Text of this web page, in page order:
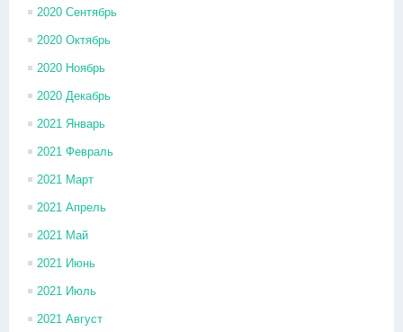
2020 Сентябрь
2020 Октябрь
2020 Ноябрь
2020 Декабрь
2021 Январь
2021 Февраль
2021 Март
2021 Апрель
2021 Май
2021 Июнь
2021 Июль
2021 Август